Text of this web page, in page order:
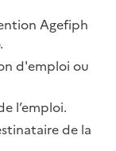
Agefiph
d'emploi ou
l’emploi.
de la